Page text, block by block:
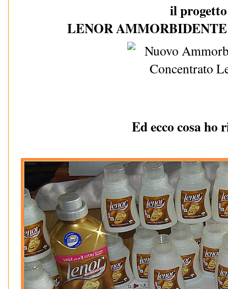
il progetto
LENOR
Ed ecco cosa ho